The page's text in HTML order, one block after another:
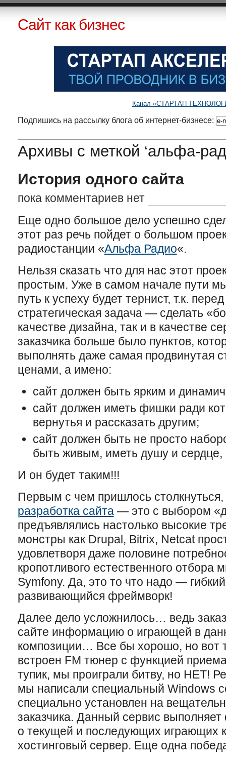
Сайт как бизнес
Канал «СТАРТАП
Подпишись на рассылку блога об интернет-бизнесе:
Архивы с меткой ‘альфа-
История одного сайта
пока комментариев нет
Еще одно большое дело успешно
этот раз речь пойдет о большом
радиостанции «Альфа Радио«.
Нельзя сказать что для нас этот
простым. Уже в самом начале пути
путь к успеху будет тернист, т.к.
стратегическая задача — сделать
качестве дизайна, так и в качестве
заказчика больше было пунктов,
выполнять даже самая продвинутая
ценами, а имено:
сайт должен быть ярким и
сайт должен иметь фишки ради
вернутья и рассказать другим;
сайт должен быть не просто
быть живым, иметь душу и
И он будет таким!!!
Первым с чем пришлось столкнуться,
разработка сайта— это с выбором
предъявлялись настолько высокие
монстры как Drupal, Bitrix, Netcat
удовлетворя даже половине
кропотливого естественного отбора
Symfony. Да, это то что надо —
развивающийся фреймворк!
Далее дело усложнилось… ведь
сайте информацию о играющей в
композиции… Все бы хорошо, но вот
встроен FM тюнер с функцией
тупик, мы проиграли битву, но НЕТ!
мы написали специальный Windows
специально установлен на
заказчика. Данный сервис
о текущей и последующих играющих
хостинговый сервер. Еще одна